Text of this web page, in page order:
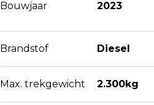
Bouwjaar 2023
Brandstof Diesel
Max. trekgewicht 2.300kg